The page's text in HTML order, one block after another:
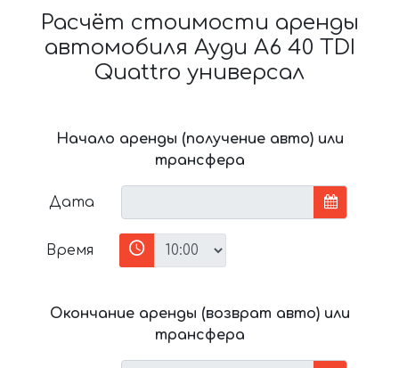
Расчёт стоимости аренды
автомобиля Ауди A6 40 TDI
Quattro универсал
Начало аренды (получение авто) или
трансфера
Дата
Время
Окончание аренды (возврат авто) или
трансфера